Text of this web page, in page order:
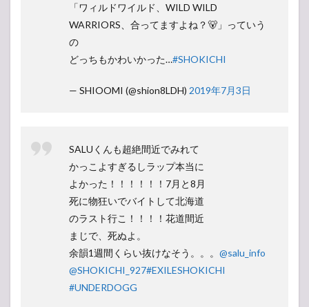
「ワィルドワイルド、WILD WILD
WARRIORS、合ってますよね？🐻」っていう
の
どっちもかわいかった…#SHOKICHI
— SHIOOMI︎︎︎︎ (@shion8LDH) 2019年7月3日
SALUくんも超絶間近でみれて
かっこよすぎるしラップ本当に
よかった！！！！！！7月と8月
死に物狂いでバイトして北海道
のラスト行こ！！！！花道間近
まじで、死ぬよ。
余韻1週間くらい抜けなそう。。。 @salu_info
@SHOKICHI_927#EXILESHOKICHI
#UNDERDOGG